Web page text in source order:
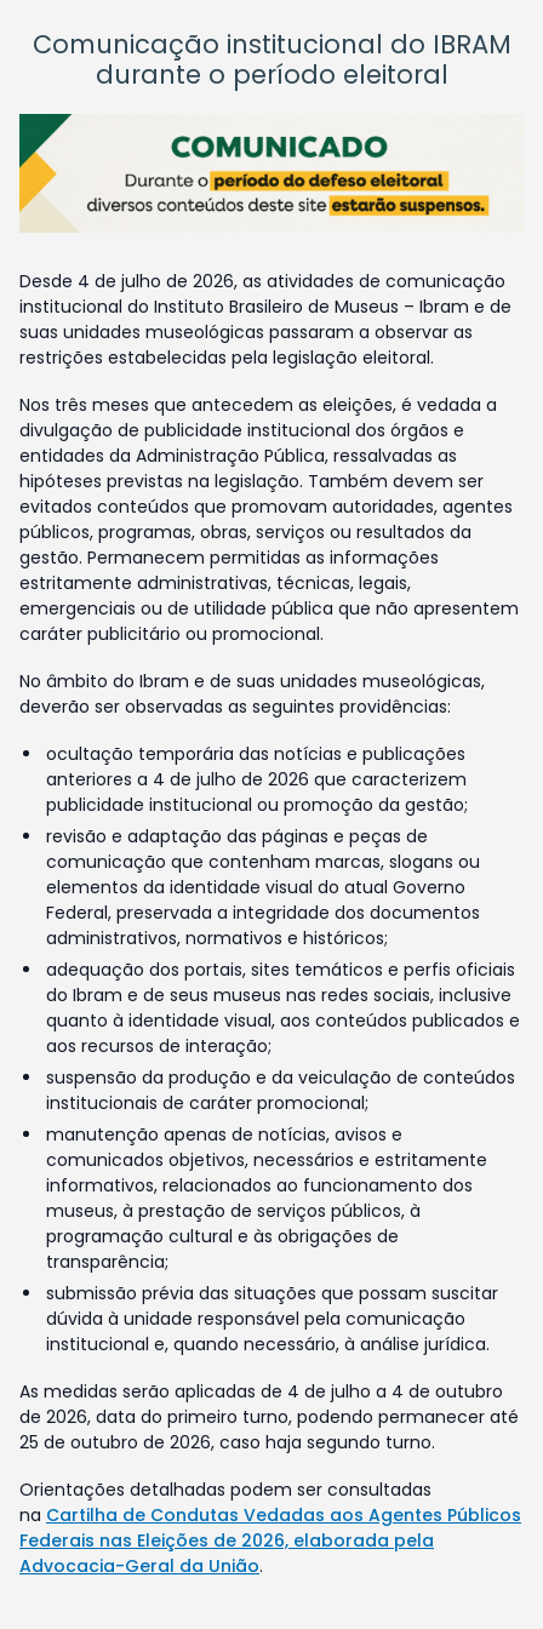
Comunicação institucional do IBRAM
durante o período eleitoral
Desde 4 de julho de 2026, as atividades de comunicação
institucional do Instituto Brasileiro de Museus – Ibram e de
suas unidades museológicas passaram a observar as
restrições estabelecidas pela legislação eleitoral.
Nos três meses que antecedem as eleições, é vedada a
divulgação de publicidade institucional dos órgãos e
entidades da Administração Pública, ressalvadas as
hipóteses previstas na legislação. Também devem ser
evitados conteúdos que promovam autoridades, agentes
públicos, programas, obras, serviços ou resultados da
gestão. Permanecem permitidas as informações
estritamente administrativas, técnicas, legais,
emergenciais ou de utilidade pública que não apresentem
caráter publicitário ou promocional.
No âmbito do Ibram e de suas unidades museológicas,
deverão ser observadas as seguintes providências:
ocultação temporária das notícias e publicações
anteriores a 4 de julho de 2026 que caracterizem
publicidade institucional ou promoção da gestão;
revisão e adaptação das páginas e peças de
comunicação que contenham marcas, slogans ou
elementos da identidade visual do atual Governo
Federal, preservada a integridade dos documentos
administrativos, normativos e históricos;
adequação dos portais, sites temáticos e perfis oficiais
do Ibram e de seus museus nas redes sociais, inclusive
quanto à identidade visual, aos conteúdos publicados e
aos recursos de interação;
suspensão da produção e da veiculação de conteúdos
institucionais de caráter promocional;
manutenção apenas de notícias, avisos e
comunicados objetivos, necessários e estritamente
informativos, relacionados ao funcionamento dos
museus, à prestação de serviços públicos, à
programação cultural e às obrigações de
transparência;
submissão prévia das situações que possam suscitar
dúvida à unidade responsável pela comunicação
institucional e, quando necessário, à análise jurídica.
As medidas serão aplicadas de 4 de julho a 4 de outubro
de 2026, data do primeiro turno, podendo permanecer até
25 de outubro de 2026, caso haja segundo turno.
Orientações detalhadas podem ser consultadas
na Cartilha de Condutas Vedadas aos Agentes Públicos
Federais nas Eleições de 2026, elaborada pela
Advocacia-Geral da União.